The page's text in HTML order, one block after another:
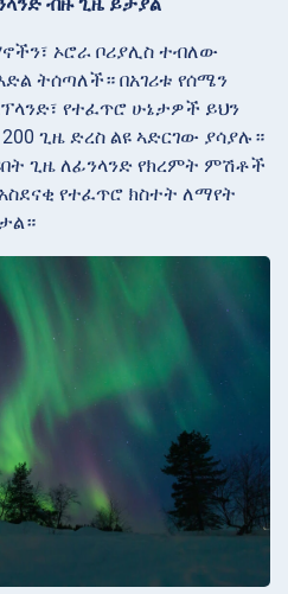
ብዙ ጊዜ ይታያል
ኦሮራ ቦሪያሊስ ተብለው
ትሰጣለች። በአገሪቱ የሰሜን
የተፈጥሮ ሁኔታዎች ይህን
ጊዜ ድረስ ልዩ ኣድርገው ያሳያሉ።
ጊዜ ለፊንላንድ የክረምት ምሽቶች
የተፈጥሮ ክስተት ለማየት